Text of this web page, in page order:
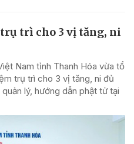
trì cho 3 vị tăng, ni
Nam tỉnh Thanh Hóa vừa tổ
trụ trì cho 3 vị tăng, ni đủ
lý, hướng dẫn phật tử tại